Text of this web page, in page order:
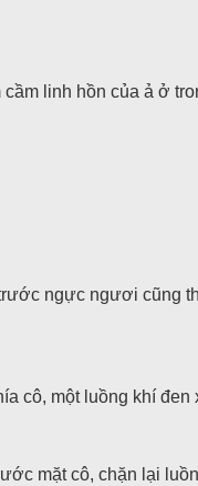
linh hồn của ả ở
ngực ngươi cũng
cô, một luồng khí
mặt cô, chặn lại